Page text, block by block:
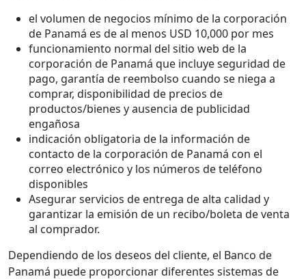
el volumen de negocios mínimo de la corporación
de Panamá es de al menos USD 10,000 por mes
funcionamiento normal del sitio web de la
corporación de Panamá que incluye seguridad de
pago, garantía de reembolso cuando se niega a
comprar, disponibilidad de precios de
productos/bienes y ausencia de publicidad
engañosa
indicación obligatoria de la información de
contacto de la corporación de Panamá con el
correo electrónico y los números de teléfono
disponibles
Asegurar servicios de entrega de alta calidad y
garantizar la emisión de un recibo/boleta de venta
al comprador.
Dependiendo de los deseos del cliente, el Banco de
Panamá puede proporcionar diferentes sistemas de